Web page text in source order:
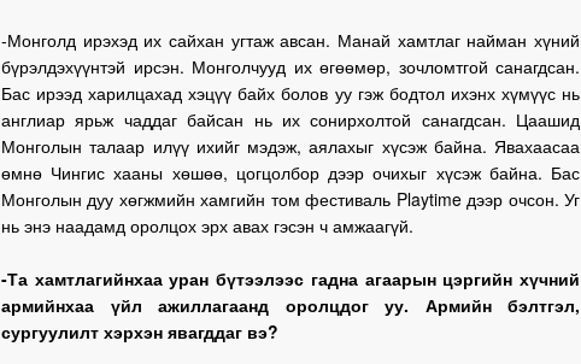
-Монголд ирэхэд их сайхан угтаж авсан. Манай хамтлаг найман хүний
бүрэлдэхүүнтэй ирсэн. Монголчууд их өгөөмөр, зочломтгой санагдсан.
Бас ирээд харилцахад хэцүү байх болов уу гэж бодтол ихэнх хүмүүс нь
англиар ярьж чаддаг байсан нь их сонирхолтой санагдсан. Цаашид
Монголын талаар илүү ихийг мэдэж, аялахыг хүсэж байна. Явахаасаа
өмнө Чингис хааны хөшөө, цогцолбор дээр очихыг хүсэж байна. Бас
Монголын дуу хөгжмийн хамгийн том фестиваль Playtime дээр очсон. Уг
нь энэ наадамд оролцох эрх авах гэсэн ч амжаагүй.
-Та хамтлагийнхаа уран бүтээлээс гадна агаарын цэргийн хүчний
армийнхаа үйл ажиллагаанд оролцдог уу. Армийн бэлтгэл,
сургуулилт хэрхэн явагддаг вэ?